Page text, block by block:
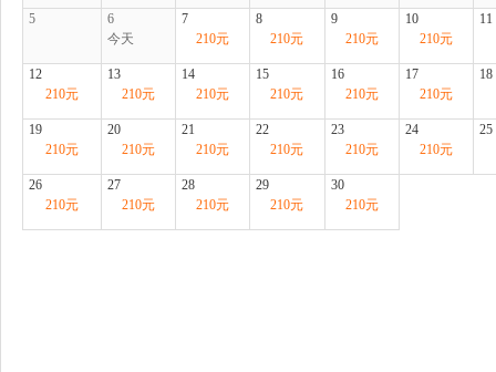
5
6
今天
7
210元
8
210元
9
210元
10
210元
11
12
210元
13
210元
14
210元
15
210元
16
210元
17
210元
18
19
210元
20
210元
21
210元
22
210元
23
210元
24
210元
25
26
210元
27
210元
28
210元
29
210元
30
210元